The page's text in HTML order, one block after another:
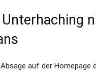
auf der Homepage